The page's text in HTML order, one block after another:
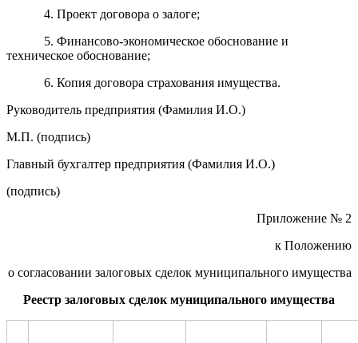
4. Проект договора о залоге;
5. Финансово-экономическое обоснование и
техническое обоснование;
6. Копия договора страхования имущества.
Руководитель предприятия (Фамилия И.О.)
М.П. (подпись)
Главный бухгалтер предприятия (Фамилия И.О.)
(подпись)
Приложение № 2
к Положению
о согласовании залоговых сделок муниципального имущества
Реестр залоговых сделок муниципального имущества